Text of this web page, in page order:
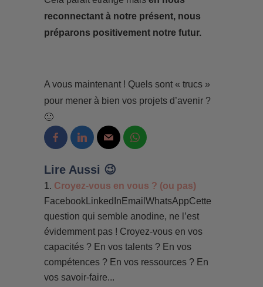
reconnectant à notre présent, nous
préparons positivement notre futur.
A vous maintenant ! Quels sont « trucs »
pour mener à bien vos projets d’avenir ?
🙂
Lire Aussi 😉
Croyez-vous en vous ? (ou pas)
FacebookLinkedInEmailWhatsAppCette
question qui semble anodine, ne l’est
évidemment pas ! Croyez-vous en vos
capacités ? En vos talents ? En vos
compétences ? En vos ressources ? En
vos savoir-faire...